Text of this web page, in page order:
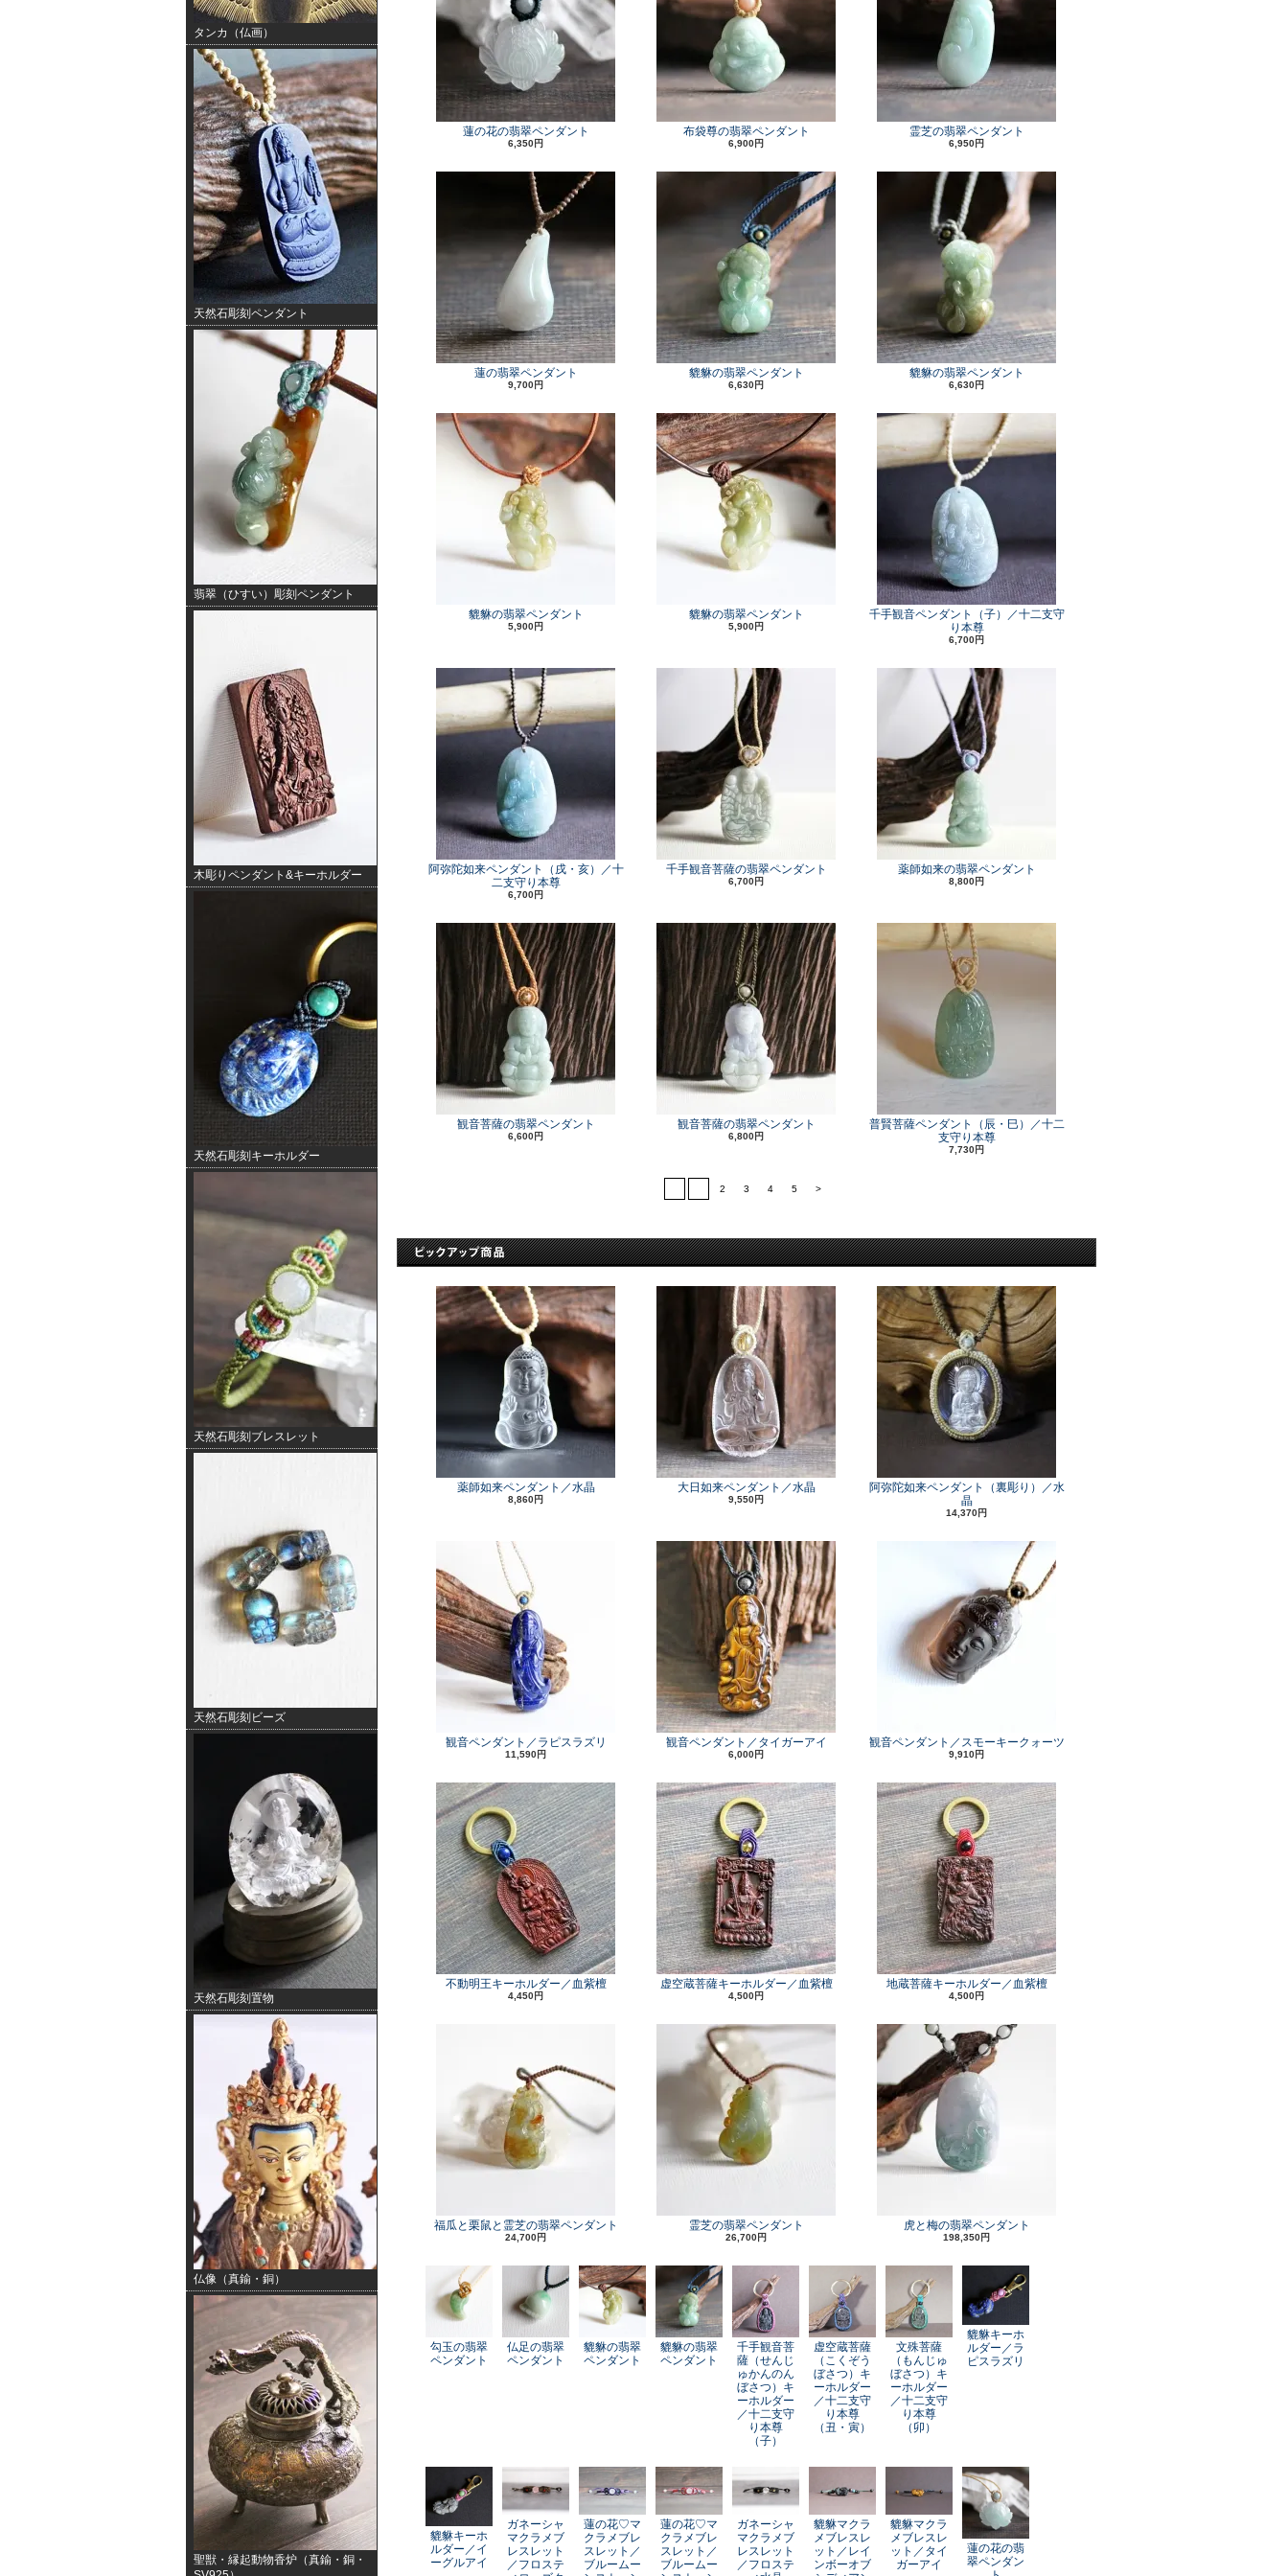
タンカ（仏画）
天然石彫刻ペンダント
翡翠（ひすい）彫刻ペンダント
木彫りペンダント&キーホルダー
天然石彫刻キーホルダー
天然石彫刻ブレスレット
天然石彫刻ビーズ
天然石彫刻置物
仏像（真鍮・銅）
聖獣・縁起動物香炉（真鍮・銅・
蓮の花の翡翠ペンダント
6,350円
布袋尊の翡翠ペンダント
6,900円
霊芝の翡翠ペンダント
6,950円
蓮の翡翠ペンダント
9,700円
貔貅の翡翠ペンダント
6,630円
貔貅の翡翠ペンダント
6,630円
貔貅の翡翠ペンダント
5,900円
貔貅の翡翠ペンダント
5,900円
千手観音ペンダント（子）／十二支守
り本尊
6,700円
阿弥陀如来ペンダント（戌・亥）／十
二支守り本尊
6,700円
千手観音菩薩の翡翠ペンダント
6,700円
薬師如来の翡翠ペンダント
8,800円
観音菩薩の翡翠ペンダント
6,600円
観音菩薩の翡翠ペンダント
6,800円
普賢菩薩ペンダント（辰・巳）／十二
支守り本尊
7,730円
2 3 4 5 >
薬師如来ペンダント／水晶
8,860円
大日如来ペンダント／水晶
9,550円
阿弥陀如来ペンダント（裏彫り）／水
晶
14,370円
観音ペンダント／ラピスラズリ
11,590円
観音ペンダント／タイガーアイ
6,000円
観音ペンダント／スモーキークォーツ
9,910円
不動明王キーホルダー／血紫檀
4,450円
虚空蔵菩薩キーホルダー／血紫檀
4,500円
地蔵菩薩キーホルダー／血紫檀
4,500円
福瓜と栗鼠と霊芝の翡翠ペンダント
24,700円
霊芝の翡翠ペンダント
26,700円
虎と梅の翡翠ペンダント
198,350円
勾玉の翡翠
ペンダント
仏足の翡翠
ペンダント
貔貅の翡翠
ペンダント
貔貅の翡翠
ペンダント
千手観音菩
薩（せんじ
ゅかんのん
ぼさつ）キ
ーホルダー
／十二支守
り本尊
（子）
虚空蔵菩薩
（こくぞう
ぼさつ）キ
ーホルダー
／十二支守
り本尊
（丑・寅）
文殊菩薩
（もんじゅ
ぼさつ）キ
ーホルダー
／十二支守
り本尊
（卯）
貔貅キーホ
ルダー／ラ
ピスラズリ
貔貅キーホ
ルダー／イ
ーグルアイ
ガネーシャ
マクラメブ
レスレット
／フロステ
蓮の花♡マ
クラメブレ
スレット／
ブルームー
蓮の花♡マ
クラメブレ
スレット／
ブルームー
ガネーシャ
マクラメブ
レスレット
／フロステ
貔貅マクラ
メブレスレ
ット／レイ
ンボーオブ
貔貅マクラ
メブレスレ
ット／タイ
ガーアイ
蓮の花の翡
翠ペンダン